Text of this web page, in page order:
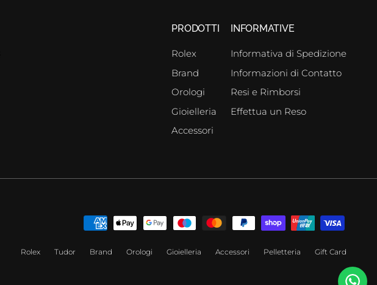
PRODOTTI
Rolex
Brand
Orologi
Gioielleria
Accessori
INFORMATIVE
Informativa di Spedizione
Informazioni di Contatto
Resi e Rimborsi
Effettua un Reso
Rolex Tudor Brand Orologi Gioielleria Accessori Pelletteria Gift Card